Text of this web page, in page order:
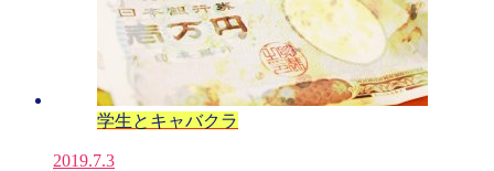
学生とキャバクラ
2019.7.3